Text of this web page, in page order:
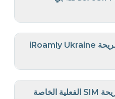
هل جهازي متوافق مع شريحة iRoamly Ukraine
هل يمكنني الاحتفاظ بشريحة SIM الفعلية الخاصة